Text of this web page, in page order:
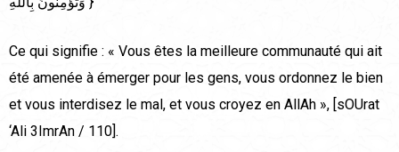
Ce qui signifie : « Vous êtes la meilleure communauté qui ait
été amenée à émerger pour les gens, vous ordonnez le bien
et vous interdisez le mal, et vous croyez en AllAh », [sOUrat
‘Ali 3ImrAn / 110].